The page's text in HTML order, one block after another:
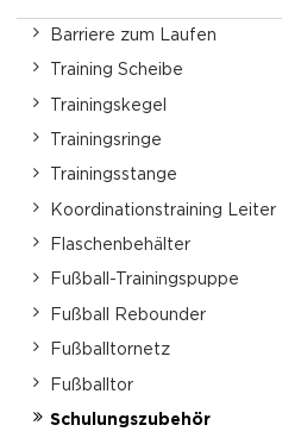
Barriere zum Laufen
Training Scheibe
Trainingskegel
Trainingsringe
Trainingsstange
Koordinationstraining Leiter
Flaschenbehälter
Fußball-Trainingspuppe
Fußball Rebounder
Fußballtornetz
Fußballtor
Schulungszubehör